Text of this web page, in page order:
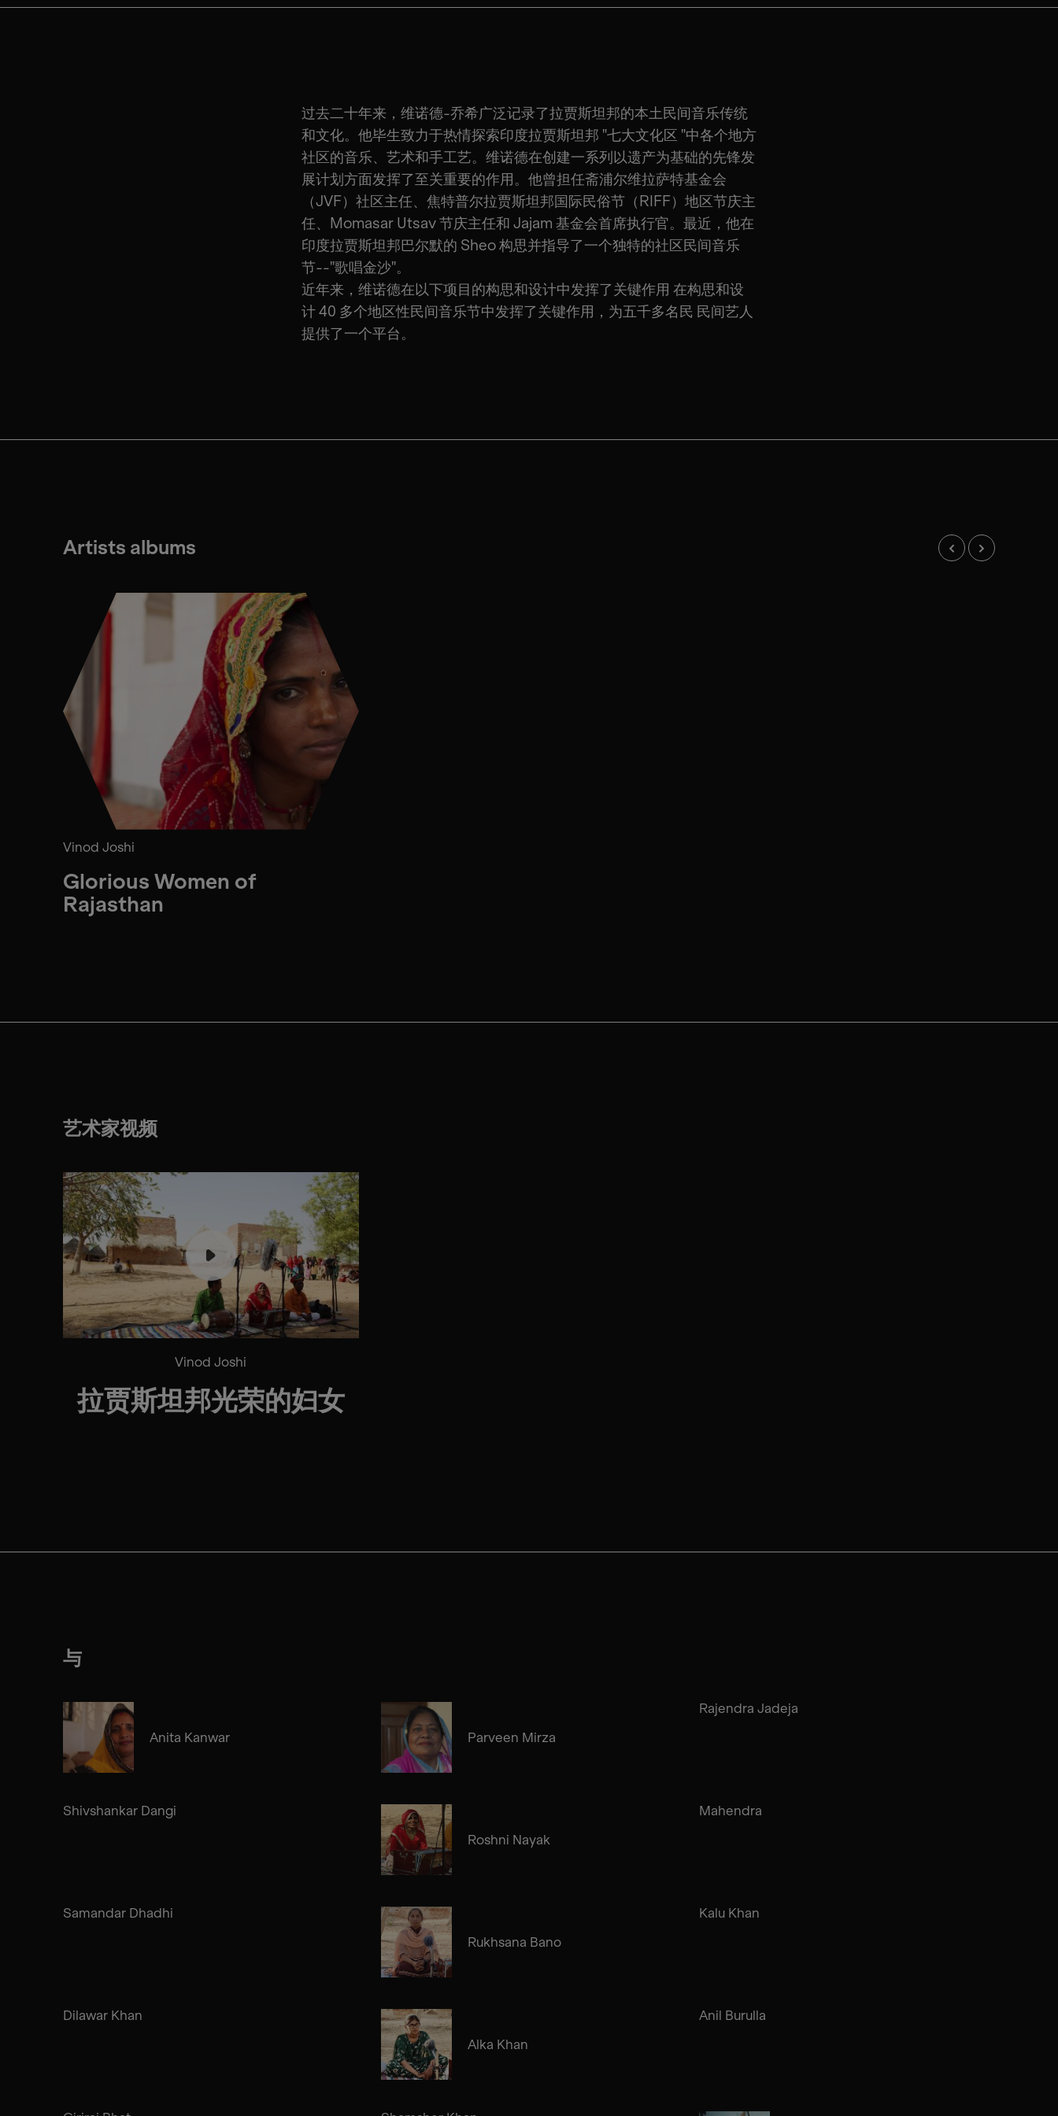
过去二十年来，维诺德-乔希广泛记录了拉贾斯坦邦的本土民间音乐传统
和文化。他毕生致力于热情探索印度拉贾斯坦邦 "七大文化区 "中各个地方
社区的音乐、艺术和手工艺。维诺德在创建一系列以遗产为基础的先锋发
展计划方面发挥了至关重要的作用。他曾担任斋浦尔维拉萨特基金会
（JVF）社区主任、焦特普尔拉贾斯坦邦国际民俗节（RIFF）地区节庆主
任、Momasar Utsav 节庆主任和 Jajam 基金会首席执行官。最近，他在
印度拉贾斯坦邦巴尔默的 Sheo 构思并指导了一个独特的社区民间音乐
节--"歌唱金沙"。
近年来，维诺德在以下项目的构思和设计中发挥了关键作用 在构思和设
计 40 多个地区性民间音乐节中发挥了关键作用，为五千多名民 民间艺人
提供了一个平台。
Artists albums
Vinod Joshi
Glorious Women of
Rajasthan
艺术家视频
Vinod Joshi
拉贾斯坦邦光荣的妇女
与
Anita Kanwar Parveen Mirza
Rajendra Jadeja
Shivshankar Dangi
Roshni Nayak
Mahendra
Samandar Dhadhi
Rukhsana Bano
Kalu Khan
Dilawar Khan
Alka Khan
Anil Burulla